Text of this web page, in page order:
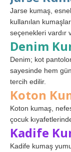
Jarse kumaş,
kullanılan
seçenekleri vardır
Denim
Denim; kot
sayesinde hem
tercih edilir.
Koton
Koton kumaş,
çocuk
Kadife
Kadife kumaş